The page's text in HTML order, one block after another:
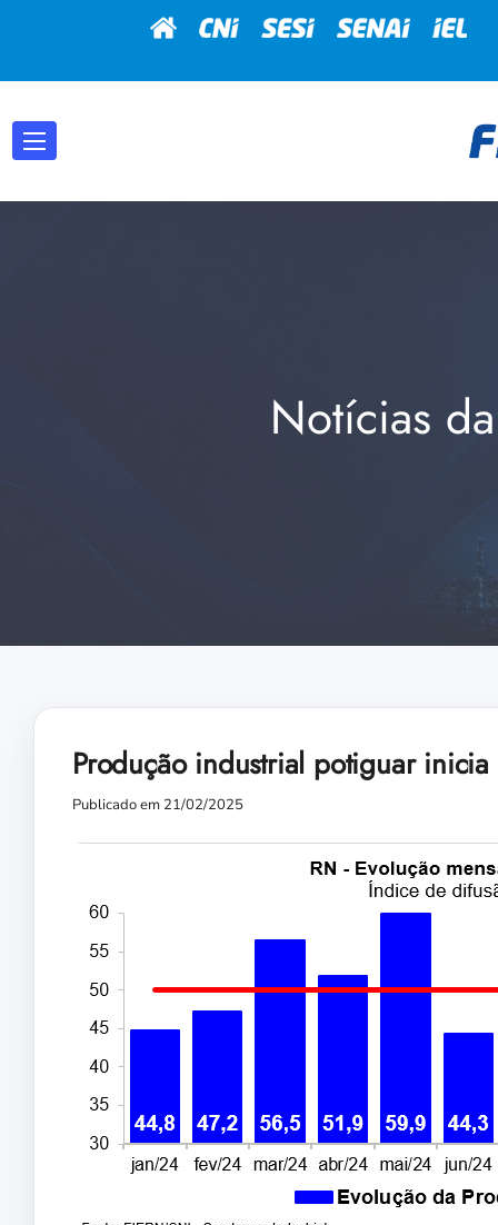
Notícias
Produção industrial potiguar
Publicado em 21/02/2025